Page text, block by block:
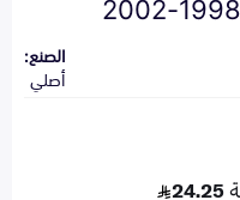
الصنع:
أصلي